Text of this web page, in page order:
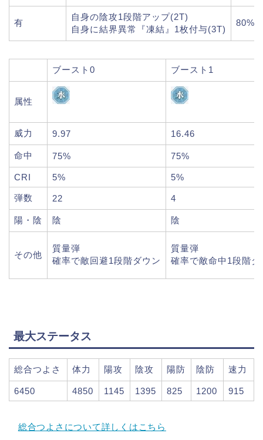
有
自身の陰攻1段階アップ(2T)
自身に結界異常『凍結』1枚付与(3T)
80%
ブースト0 ブースト1
属性
威力 9.97 16.46
命中 75% 75%
CRI 5% 5%
弾数 22 4
陽・陰 陰 陰
その他
質量弾
確率で敵回避1段階ダウン
質量弾
確率で敵命中1段階ダ
最大ステータス
総合つよさ 体力 陽攻 陰攻 陽防 陰防 速力
6450 4850 1145 1395 825 1200 915
総合つよさについて詳しくはこちら